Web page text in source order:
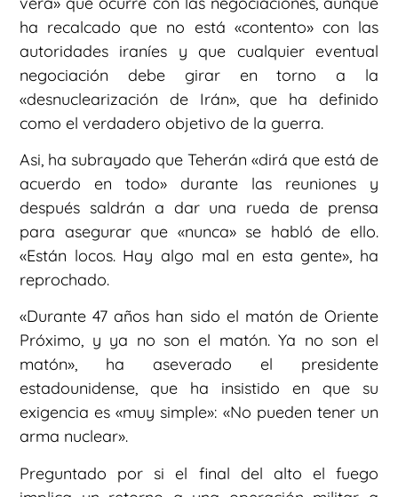
ha recalcado que no está «contento» con las
autoridades iraníes y que cualquier eventual
negociación debe girar en torno a la
«desnuclearización de Irán», que ha definido
como el verdadero objetivo de la guerra.
Asi, ha subrayado que Teherán «dirá que está de
acuerdo en todo» durante las reuniones y
después saldrán a dar una rueda de prensa
para asegurar que «nunca» se habló de ello.
«Están locos. Hay algo mal en esta gente», ha
reprochado.
«Durante 47 años han sido el matón de Oriente
Próximo, y ya no son el matón. Ya no son el
matón», ha aseverado el presidente
estadounidense, que ha insistido en que su
exigencia es «muy simple»: «No pueden tener un
arma nuclear».
Preguntado por si el final del alto el fuego